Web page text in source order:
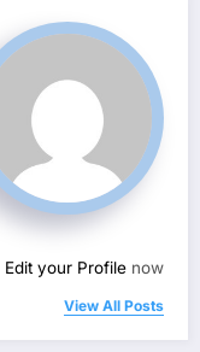
Edit your Profile now.
View All Posts